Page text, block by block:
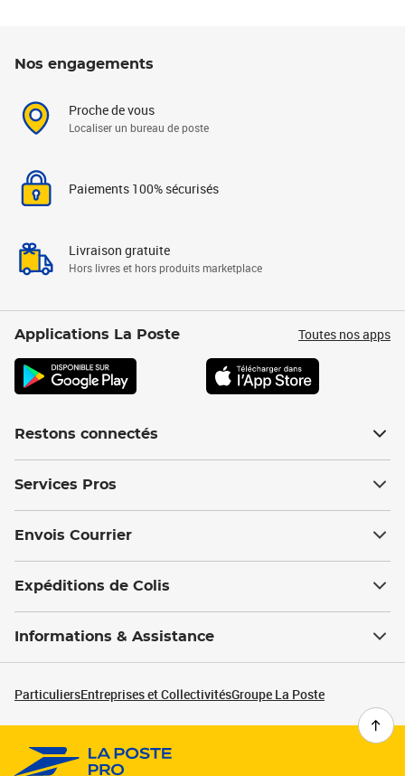
Nos engagements
Proche de vous
Localiser un bureau de poste
Paiements 100% sécurisés
Livraison gratuite
Hors livres et hors produits marketplace
Applications La Poste Toutes nos apps
Restons connectés
Services Pros
Envois Courrier
Expéditions de Colis
Informations & Assistance
ParticuliersEntreprises et CollectivitésGroupe La Poste